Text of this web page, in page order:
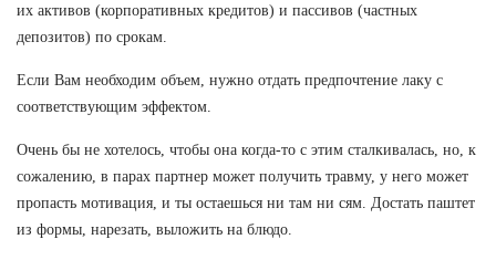
их активов (корпоративных кредитов) и пассивов (частных
депозитов) по срокам.
Если Вам необходим объем, нужно отдать предпочтение лаку с
соответствующим эффектом.
Очень бы не хотелось, чтобы она когда-то с этим сталкивалась, но, к
сожалению, в парах партнер может получить травму, у него может
пропасть мотивация, и ты остаешься ни там ни сям. Достать паштет
из формы, нарезать, выложить на блюдо.